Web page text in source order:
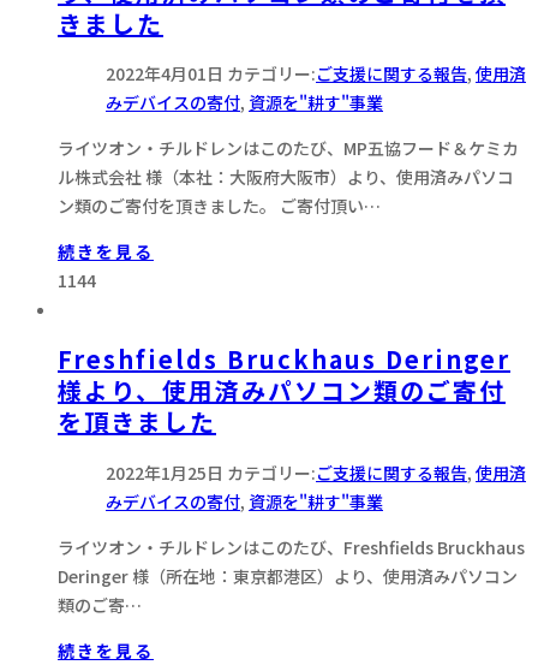
きました
2022年4月01日 カテゴリー:ご支援に関する報告, 使用済
みデバイスの寄付, 資源を"耕す"事業
ライツオン・チルドレンはこのたび、MP五協フード＆ケミカ
ル株式会社 様（本社：大阪府大阪市）より、使用済みパソコ
ン類のご寄付を頂きました。 ご寄付頂い…
続きを見る
1144
Freshfields Bruckhaus Deringer
様より、使用済みパソコン類のご寄付
を頂きました
2022年1月25日 カテゴリー:ご支援に関する報告, 使用済
みデバイスの寄付, 資源を"耕す"事業
ライツオン・チルドレンはこのたび、Freshfields Bruckhaus
Deringer 様（所在地：東京都港区）より、使用済みパソコン
類のご寄…
続きを見る